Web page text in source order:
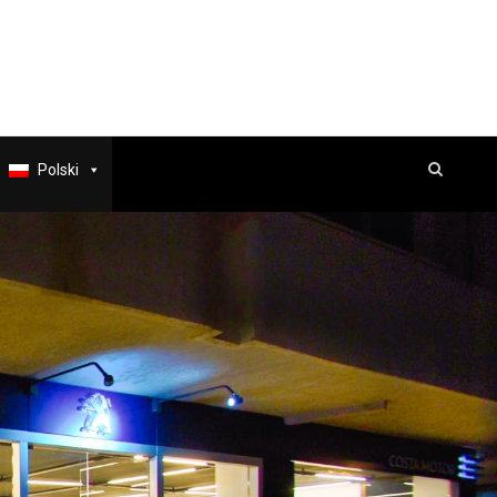
Polski